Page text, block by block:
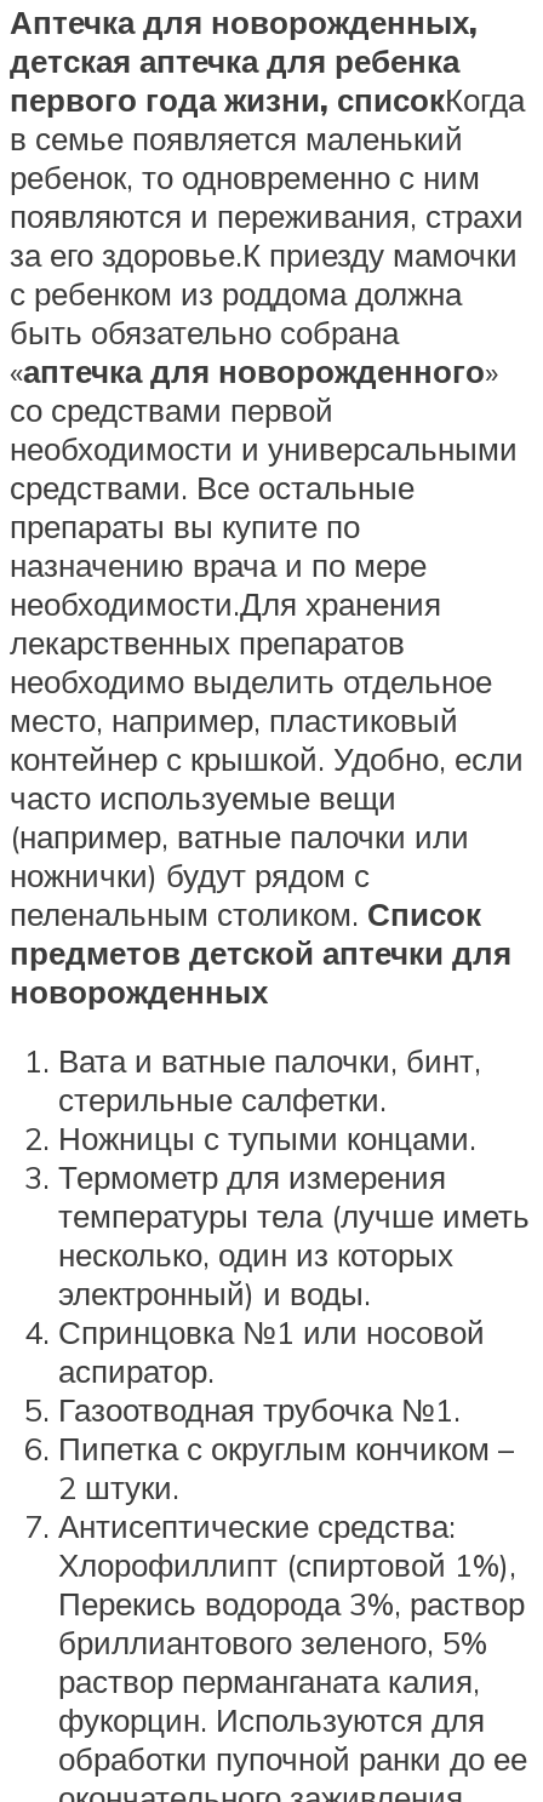
Аптечка для новорожденных,
детская аптечка для ребенка
первого года жизни, списокКогда
в семье появляется маленький
ребенок, то одновременно с ним
появляются и переживания, страхи
за его здоровье.К приезду мамочки
с ребенком из роддома должна
быть обязательно собрана
«аптечка для новорожденного»
со средствами первой
необходимости и универсальными
средствами. Все остальные
препараты вы купите по
назначению врача и по мере
необходимости.Для хранения
лекарственных препаратов
необходимо выделить отдельное
место, например, пластиковый
контейнер с крышкой. Удобно, если
часто используемые вещи
(например, ватные палочки или
ножнички) будут рядом с
пеленальным столиком. Список
предметов детской аптечки для
новорожденных
Вата и ватные палочки, бинт,
стерильные салфетки.
Ножницы с тупыми концами.
Термометр для измерения
температуры тела (лучше иметь
несколько, один из которых
электронный) и воды.
Спринцовка №1 или носовой
аспиратор.
Газоотводная трубочка №1.
Пипетка с округлым кончиком –
2 штуки.
Антисептические средства:
Хлорофиллипт (спиртовой 1%),
Перекись водорода 3%, раствор
бриллиантового зеленого, 5%
раствор перманганата калия,
фукорцин. Используются для
обработки пупочной ранки до ее